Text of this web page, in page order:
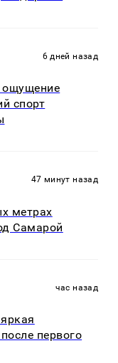
6 дней назад
ощущение
спорт
47 минут назад
метрах
Самарой
час назад
первого